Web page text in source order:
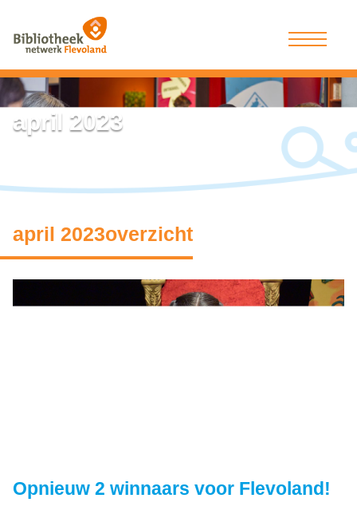
april 2023
april 2023overzicht
Opnieuw 2 winnaars voor Flevoland!